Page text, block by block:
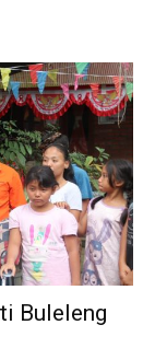
Buleleng